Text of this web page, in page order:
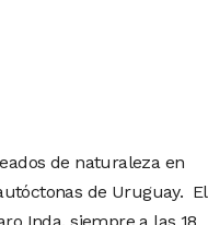
de naturaleza en
de Uruguay. El